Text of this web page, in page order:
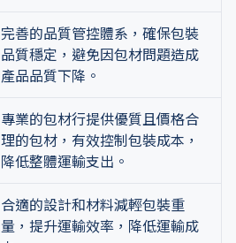
完善的品質管控體系，確保包裝
品質穩定，避免因包材問題造成
產品品質下降。
專業的包材行提供優質且價格合
理的包材，有效控制包裝成本，
降低整體運輸支出。
合適的設計和材料減輕包裝重
量，提升運輸效率，降低運輸成